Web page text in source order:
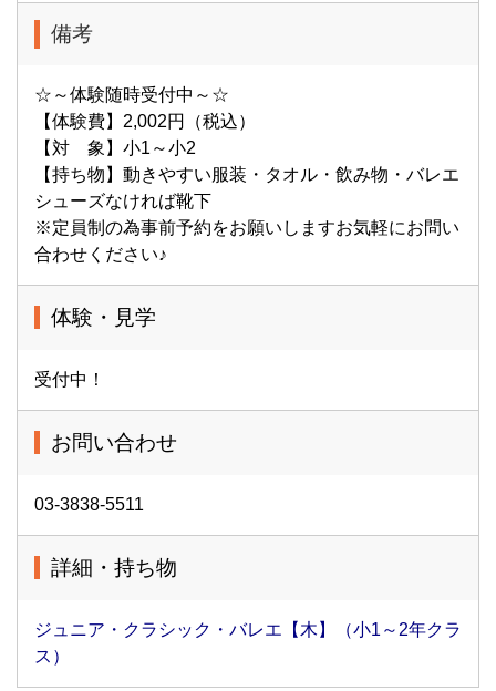
備考
☆～体験随時受付中～☆
【体験費】2,002円（税込）
【対 象】小1～小2
【持ち物】動きやすい服装・タオル・飲み物・バレエ
シューズなければ靴下
※定員制の為事前予約をお願いしますお気軽にお問い
合わせください♪
体験・見学
受付中！
お問い合わせ
03-3838-5511
詳細・持ち物
ジュニア・クラシック・バレエ【木】（小1～2年クラ
ス）